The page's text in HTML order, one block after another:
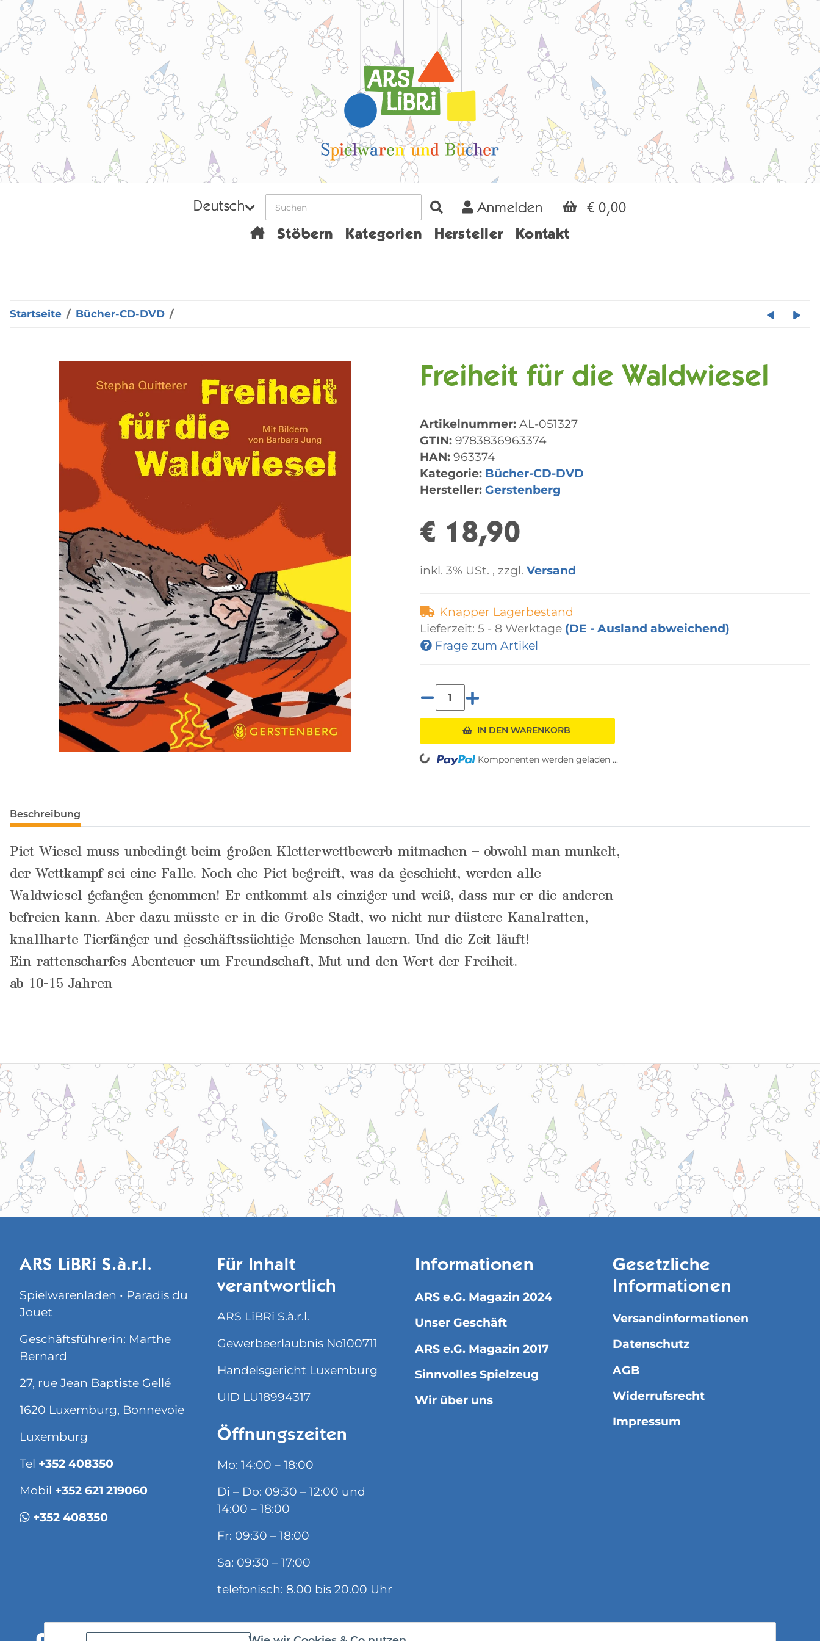
Deutsch
Home
Stöbern Kategorien Hersteller Kontakt
Anmelden € 0,00
Startseite Bücher-CD-DVD
Freiheit für die Waldwiesel
Artikelnummer: AL-051327
GTIN: 9783836963374
HAN: 963374
Kategorie: Bücher-CD-DVD
Hersteller: Gerstenberg
€ 18,90
inkl. 3% USt. , zzgl. Versand
Knapper Lagerbestand
Lieferzeit: 5 - 8 Werktage (DE - Ausland abweichend)
Frage zum Artikel
IN DEN WARENKORB
Loading... Komponenten werden geladen ...
Beschreibung
Piet Wiesel muss unbedingt beim großen Kletterwettbewerb mitmachen – obwohl man munkelt,
der Wettkampf sei eine Falle. Noch ehe Piet begreift, was da geschieht, werden alle
Waldwiesel gefangen genommen! Er entkommt als einziger und weiß, dass nur er die anderen
befreien kann. Aber dazu müsste er in die Große Stadt, wo nicht nur düstere Kanalratten,
knallharte Tierfänger und geschäftssüchtige Menschen lauern. Und die Zeit läuft!
Ein rattenscharfes Abenteuer um Freundschaft, Mut und den Wert der Freiheit.
ab 10-15 Jahren
ARS LiBRi S.à.r.l.
Spielwarenladen • Paradis du
Jouet
Geschäftsführerin: Marthe
Bernard
27, rue Jean Baptiste Gellé
1620 Luxemburg, Bonnevoie
Luxemburg
Tel +352 408350
Mobil +352 621 219060
+352 408350
Für Inhalt
verantwortlich
ARS LiBRi S.à.r.l.
Gewerbeerlaubnis No100711
Handelsgericht Luxemburg
UID LU18994317
Öffnungszeiten
Mo: 14:00 – 18:00
Di – Do: 09:30 – 12:00 und
14:00 – 18:00
Fr: 09:30 – 18:00
Sa: 09:30 – 17:00
telefonisch: 8.00 bis 20.00 Uhr
Informationen
ARS e.G. Magazin 2024
Unser Geschäft
ARS e.G. Magazin 2017
Sinnvolles Spielzeug
Wir über uns
Gesetzliche
Informationen
Versandinformationen
Datenschutz
AGB
Widerrufsrecht
Impressum